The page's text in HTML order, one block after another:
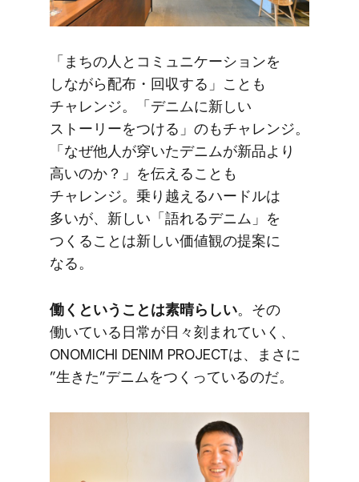
「まちの​人と​コミュニケーションを​
しながら配布・回収する」ことも​
チャレンジ。​「デニムに​新しい​
ストーリーを​つける」のも​チャレンジ。​
「なぜ​他人が​穿いた​デニムが​新品より​
高いのか？」を​伝える​ことも​
チャレンジ。​乗り​越える​ハードルは​
多いが、​新しい​「語れる​デニム」を​
つくる​ことは​新しい​価値観の​提案に​
なる。
働くと​いう​ことは​素晴らしい。​その​
働いている​日常が​日々刻まれていく、​
ONOMICHI DENIM PROJECTは、​まさに​
”生きた”デニムを​つくっているのだ。